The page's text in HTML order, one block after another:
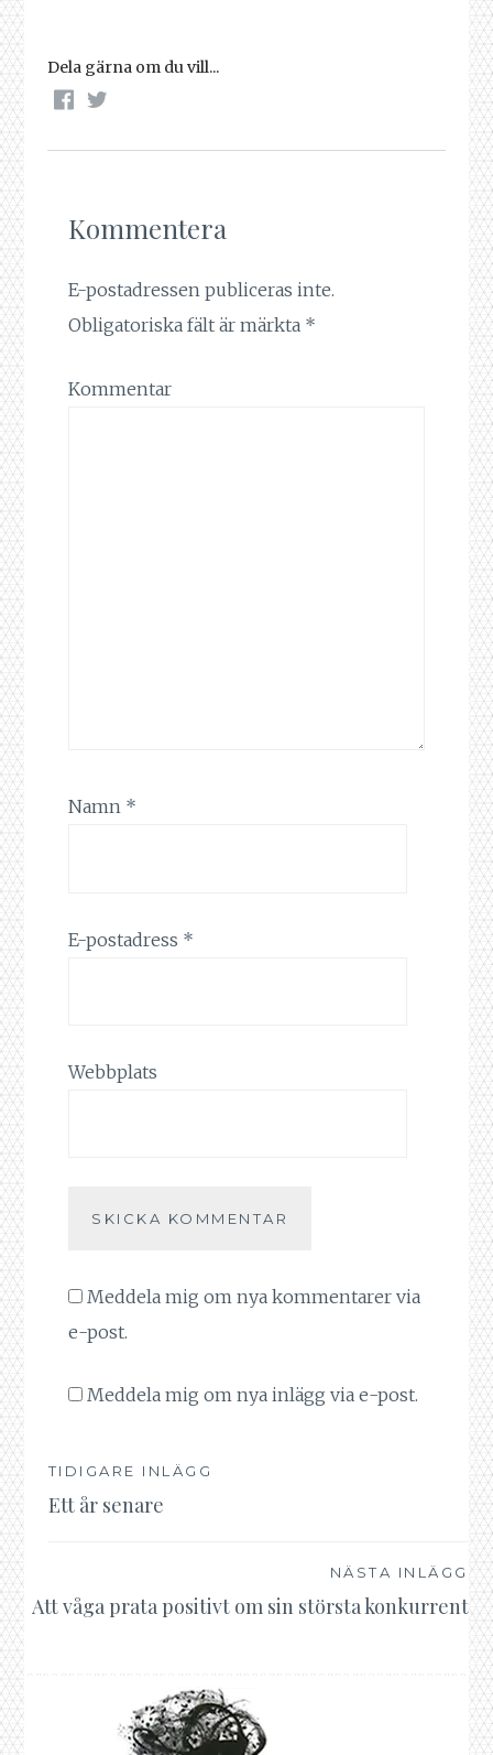
Dela gärna om du vill...
Kommentera
E-postadressen publiceras inte.
Obligatoriska fält är märkta *
Kommentar
Namn *
E-postadress *
Webbplats
Meddela mig om nya kommentarer via
e-post.
Meddela mig om nya inlägg via e-post.
Inläggsnavigering
TIDIGARE INLÄGG
Ett år senare
NÄSTA INLÄGG
Att våga prata positivt om sin största konkurrent